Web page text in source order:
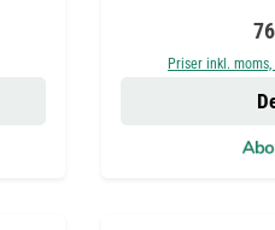
Priser inkl.